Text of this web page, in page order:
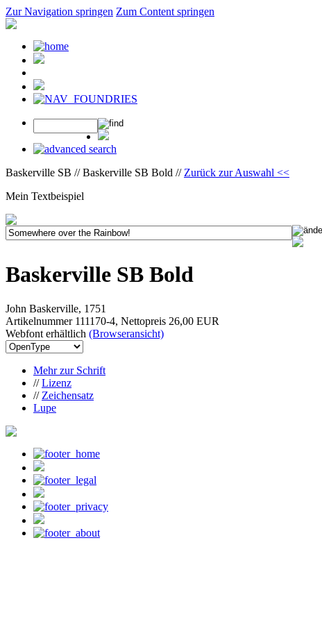
Zur Navigation springen Zum Content springen
Baskerville SB // Baskerville SB Bold // Zurück zur Auswahl <<
Mein Textbeispiel
Baskerville SB Bold
John Baskerville, 1751
Artikelnummer 111170-4, Nettopreis 26,00 EUR
Webfont erhältlich (Browseransicht)
Mehr zur Schrift
//Lizenz
// Zeichensatz
Lupe